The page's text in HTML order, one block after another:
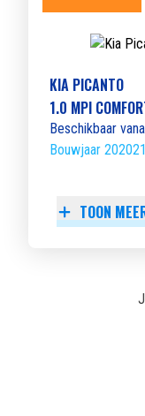
KIA PICANTO
1.0 MPI
Beschikbaar
Bouwjaar 2020
TOON